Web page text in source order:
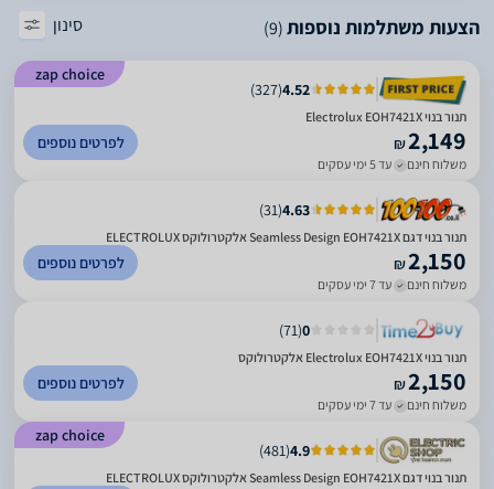
הצעות משתלמות נוספות(9) סינון
zap choice
4.52
(
327
)
‏תנור בנוי Electrolux EOH7421X
₪2,149
משלוח חינם עד 5 ימי עסקים
לפרטים נוספים
4.63
(
31
)
תנור בנוי דגם Seamless Design EOH7421X אלקטרולוקס ELECTROLUX
₪2,150
משלוח חינם עד 7 ימי עסקים
לפרטים נוספים
0
(
71
)
תנור בנוי Electrolux EOH7421X אלקטרולוקס
₪2,150
משלוח חינם עד 7 ימי עסקים
לפרטים נוספים
zap choice
4.9
(
481
)
תנור בנוי דגם Seamless Design EOH7421X אלקטרולוקס ELECTROLUX